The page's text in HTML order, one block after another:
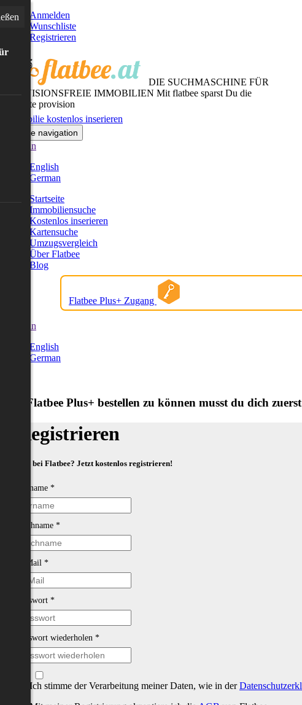
Anmelden
Wunschliste
Registrieren
DIE SUCHMASCHINE FÜR
PROVISIONSFREIE IMMOBILIEN Mit flatbee sparst Du die
gesamte provision
Immobilie kostenlos inserieren
Toggle navigation
German
English
German
Startseite
Immobiliensuche
Kostenlos inserieren
Kartensuche
Umzugsvergleich
Über Flatbee
Blog
Flatbee Plus+ Zugang
German
English
German
Um Flatbee Plus+ bestellen zu können musst du dich
Registrieren
Neu bei Flatbee? Jetzt kostenlos registrieren!
Vorname *
Nachname *
E-Mail *
Passwort *
Passwort wiederholen *
Ich stimme der Verarbeitung meiner Daten, wie in der